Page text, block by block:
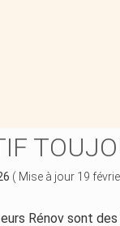
( Mise à jour 19
Rénov sont